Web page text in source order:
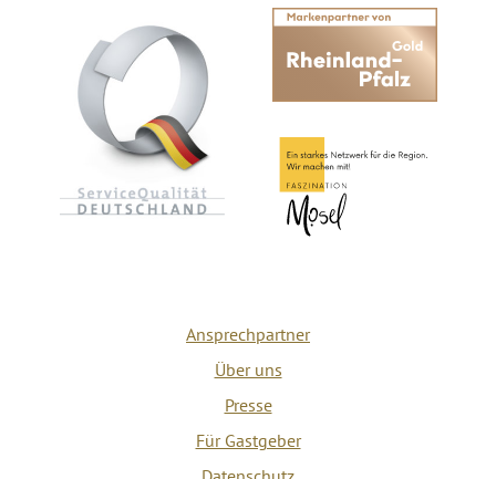
Ansprechpartner
Über uns
Presse
Für Gastgeber